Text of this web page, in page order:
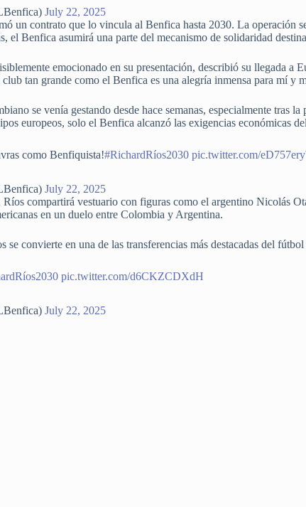
July 22, 2025
un contrato que lo vincula al Benfica hasta 2030. La operación
el Benfica asumirá una parte del mecanismo de solidaridad
emocionado en su presentación, describió su llegada a
tan grande como el Benfica es una alegría inmensa para mí y
se venía gestando desde hace semanas, especialmente tras
europeos, solo el Benfica alcanzó las exigencias económicas
como Benfiquista!#RichardRíos2030 pic.twitter.com/
July 22, 2025
compartirá vestuario con figuras como el argentino Nicolás
en un duelo entre Colombia y Argentina.
se convierte en una de las transferencias más destacadas del
pic.twitter.com/d6CKZCDXdH
July 22, 2025